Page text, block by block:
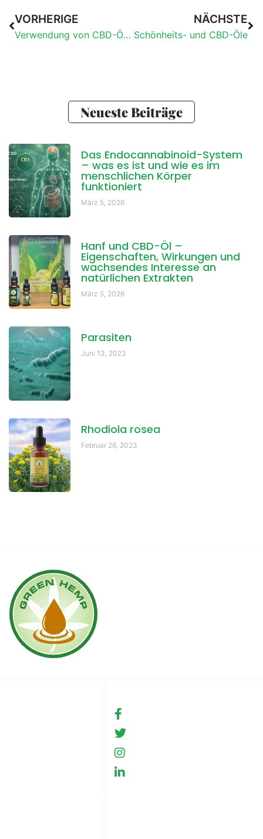
VORHERIGE
Verwendung von CBD-Ölen bei Tieren
NÄCHSTE
Schönheits- und CBD-Öle
Neueste Beiträge
Das Endocannabinoid-System
– was es ist und wie es im
menschlichen Körper
funktioniert
März 5, 2026
Hanf und CBD-Öl –
Eigenschaften, Wirkungen und
wachsendes Interesse an
natürlichen Extrakten
März 5, 2026
Parasiten
Juni 13, 2023
Rhodiola rosea
Februar 26, 2023